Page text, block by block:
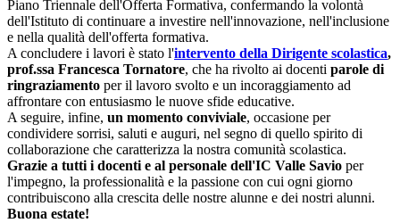
Piano Triennale dell'Offerta Formativa, confermando la volontà
dell'Istituto di continuare a investire nell'innovazione, nell'inclusione
e nella qualità dell'offerta formativa.
A concludere i lavori è stato l'intervento della Dirigente scolastica,
prof.ssa Francesca Tornatore, che ha rivolto ai docenti parole di
ringraziamento per il lavoro svolto e un incoraggiamento ad
affrontare con entusiasmo le nuove sfide educative.
A seguire, infine, un momento conviviale, occasione per
condividere sorrisi, saluti e auguri, nel segno di quello spirito di
collaborazione che caratterizza la nostra comunità scolastica.
Grazie a tutti i docenti e al personale dell'IC Valle Savio per
l'impegno, la professionalità e la passione con cui ogni giorno
contribuiscono alla crescita delle nostre alunne e dei nostri alunni.
Buona estate!